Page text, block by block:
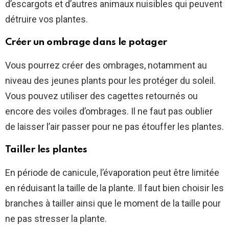
d’escargots et d’autres animaux nuisibles qui peuvent
détruire vos plantes.
Créer un ombrage dans le potager
Vous pourrez créer des ombrages, notamment au
niveau des jeunes plants pour les protéger du soleil.
Vous pouvez utiliser des cagettes retournés ou
encore des voiles d’ombrages. Il ne faut pas oublier
de laisser l’air passer pour ne pas étouffer les plantes.
Tailler les plantes
En période de canicule, l’évaporation peut être limitée
en réduisant la taille de la plante. Il faut bien choisir les
branches à tailler ainsi que le moment de la taille pour
ne pas stresser la plante.